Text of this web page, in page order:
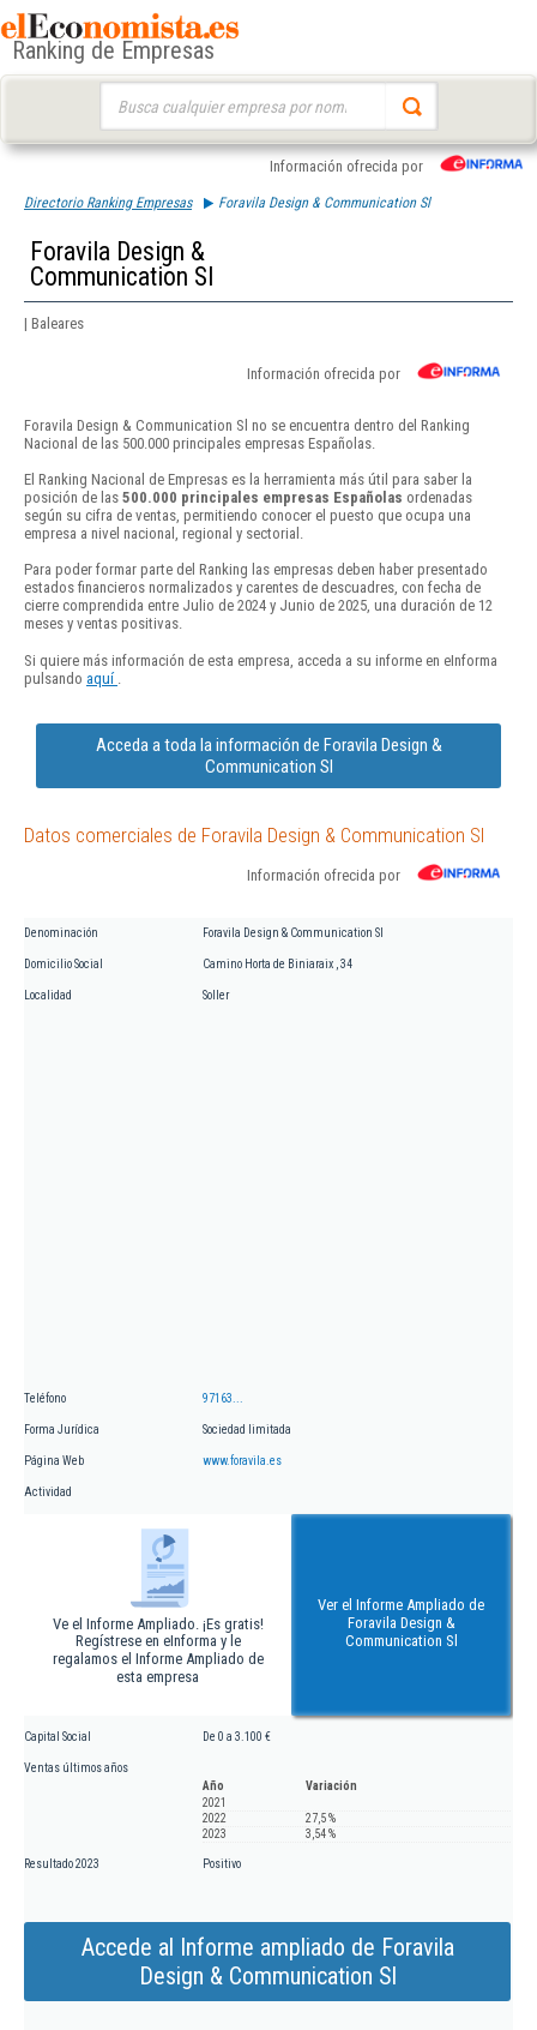
Ranking de Empresas
Información ofrecida por
Directorio Ranking Empresas Foravila Design & Communication Sl
Foravila Design &
Communication Sl
| Baleares
Información ofrecida por
Foravila Design & Communication Sl no se encuentra dentro del Ranking
Nacional de las 500.000 principales empresas Españolas.
El Ranking Nacional de Empresas es la herramienta más útil para saber la
posición de las 500.000 principales empresas Españolas ordenadas
según su cifra de ventas, permitiendo conocer el puesto que ocupa una
empresa a nivel nacional, regional y sectorial.
Para poder formar parte del Ranking las empresas deben haber presentado
estados financieros normalizados y carentes de descuadres, con fecha de
cierre comprendida entre Julio de 2024 y Junio de 2025, una duración de 12
meses y ventas positivas.
Si quiere más información de esta empresa, acceda a su informe en eInforma
pulsando aquí
Acceda a toda la información de Foravila Design &
Communication Sl
Datos comerciales de Foravila Design & Communication Sl
Información ofrecida por
Denominación Foravila Design & Communication Sl
Domicilio Social Camino Horta de Biniaraix , 34
Localidad Soller
Teléfono 97163...
Forma Jurídica Sociedad limitada
Página Web www.foravila.es
Actividad
Ve el Informe Ampliado. ¡Es gratis!
Regístrese en eInforma y le
regalamos el Informe Ampliado de
esta empresa
Ver el Informe Ampliado de
Foravila Design &
Communication Sl
Capital Social De 0 a 3.100 €
Ventas últimos años
Año
Variación
2021
2022
27,5 %
2023
3,54 %
Resultado 2023 Positivo
Accede al Informe ampliado de Foravila
Design & Communication Sl